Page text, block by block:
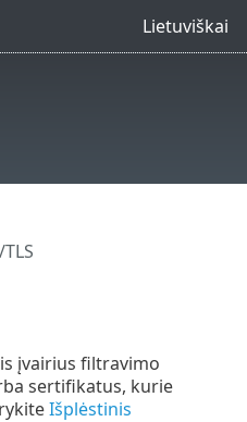
Lietuviškai
įvairius filtravimo
sertifikatus, kurie
Išplėstinis